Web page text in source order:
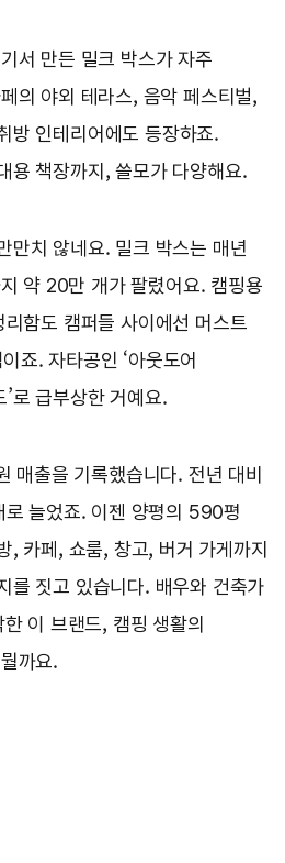
서 만든 밀크 박스가 자주
의 야외 테라스, 음악 페스티벌,
방 인테리어에도 등장하죠.
용 책장까지, 쓸모가 다양해요.
만치 않네요. 밀크 박스는 매년
약 20만 개가 팔렸어요. 캠핑용
함도 캠퍼들 사이에선 머스트
죠. 자타공인 ‘아웃도어
로 급부상한 거예요.
매출을 기록했습니다. 전년 대비
로 늘었죠. 이젠 양평의 590평
, 카페, 쇼룸, 창고, 버거 가게까지
를 짓고 있습니다. 배우와 건축가
이 브랜드, 캠핑 생활의
까요.